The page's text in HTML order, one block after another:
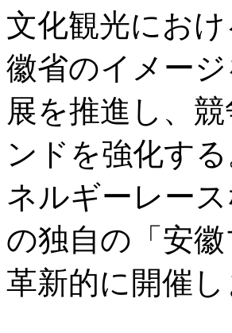
文化観光にお
徽省のイメー
展を推進し、
ンドを強化す
ネルギーレー
の独自の「安
革新的に開催し